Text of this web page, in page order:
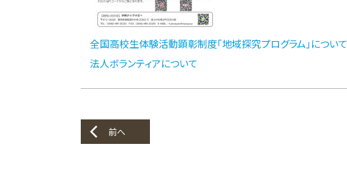
全国高校生体験活動顕彰制度「地域探究プログラム」について
法人ボランティアについて
前へ